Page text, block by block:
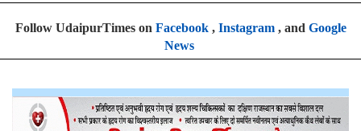
Follow UdaipurTimes on Facebook, Instagram, and Google
News